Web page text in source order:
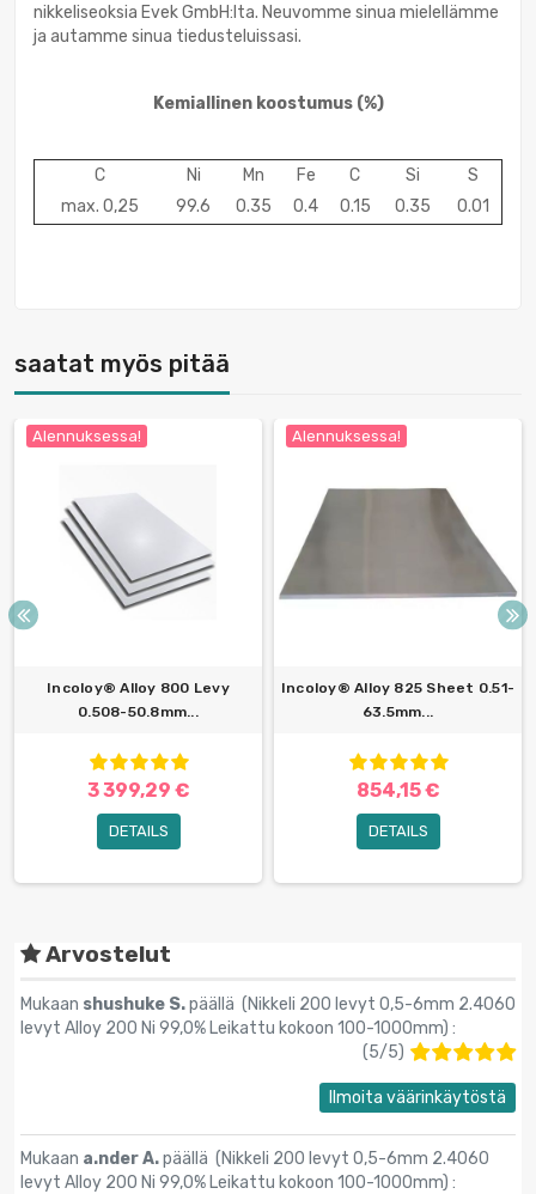
nikkeliseoksia Evek GmbH:lta. Neuvomme sinua mielellämme
ja autamme sinua tiedusteluissasi.
Kemiallinen koostumus (%)
C Ni Mn Fe C Si
S
max. 0,25
99.6 0.35 0.4 0.15 0.35 0.01
saatat myös pitää
Alennuksessa!
Incoloy® Alloy 800 Levy
0.508-50.8mm...
3 399,29 €
DETAILS
Alennuksessa!
Incoloy® Alloy 825 Sheet 0.51-
63.5mm...
854,15 €
DETAILS
Arvostelut
Mukaan shushuke S.päällä (Nikkeli 200 levyt 0,5-6mm 2.4060
levyt Alloy 200 Ni 99,0% Leikattu kokoon 100-1000mm) :
(5/5)
Ilmoita väärinkäytöstä
Mukaan a.nder A.päällä (Nikkeli 200 levyt 0,5-6mm 2.4060
levyt Alloy 200 Ni 99,0% Leikattu kokoon 100-1000mm) :